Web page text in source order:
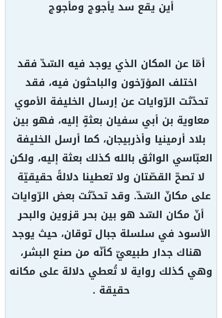
أين يقع سد يأجوج ومأجوج
أمّا عن المكان الذي يوجد فيه السّدّ فقد
اختلف المؤرّخون والباحثون فيه، فقد
تحدّثت الرّوايات عن إرسال الخليفة الأموي
معاوية بن أبي سفيان بعثةٍ إليه، فهو بين
بلاد أرمينيا وأذربيجان، كما أرسل الخليفة
العبّاسي الواثق بالله كذلك بعثة إليه، ولكن
لا تصحّ القصّتان ولا تعطينا دلالةً حقيقيّة
على مكانّ السّدّ. وقد تحدّثت بعض الرّوايات
أنّ مكان السّد هو بين بحر قزوين والبحر
الأسود في سلسلة جبال توقان، حيث يوجد
هناك جدار طبيعيّ كأنّه من صنع البشر،
وهي كذلك رواية لا تُعطي دلالة على مكانه
حقيقة .